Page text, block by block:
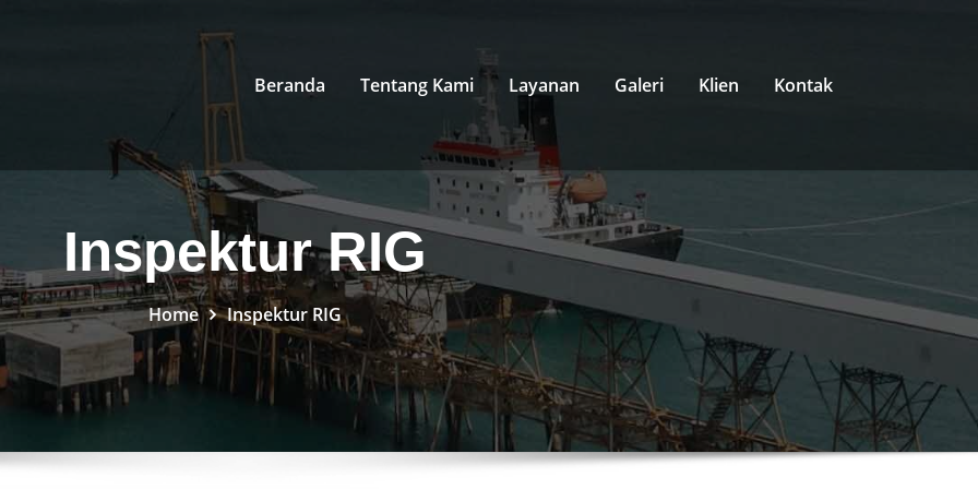
Beranda Tentang Kami Layanan Galeri Klien Kontak
Inspektur RIG
Home Inspektur RIG